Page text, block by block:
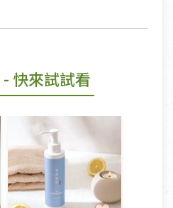
- 快來試試看